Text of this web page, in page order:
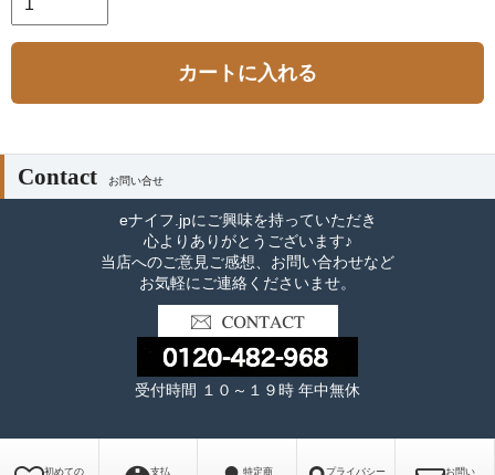
カートに入れる
Contact お問い合せ
eナイフ.jpにご興味を持っていただき
心よりありがとうございます♪
当店へのご意見ご感想、お問い合わせなど
お気軽にご連絡くださいませ。
受付時間 １０～１９時 年中無休
初めての 支払 特定商 プライバシー お問い